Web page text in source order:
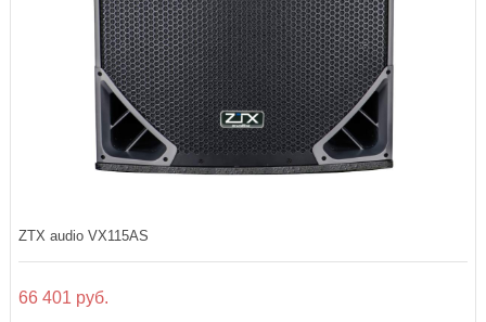
ZTX audio VX115AS
66 401 руб.